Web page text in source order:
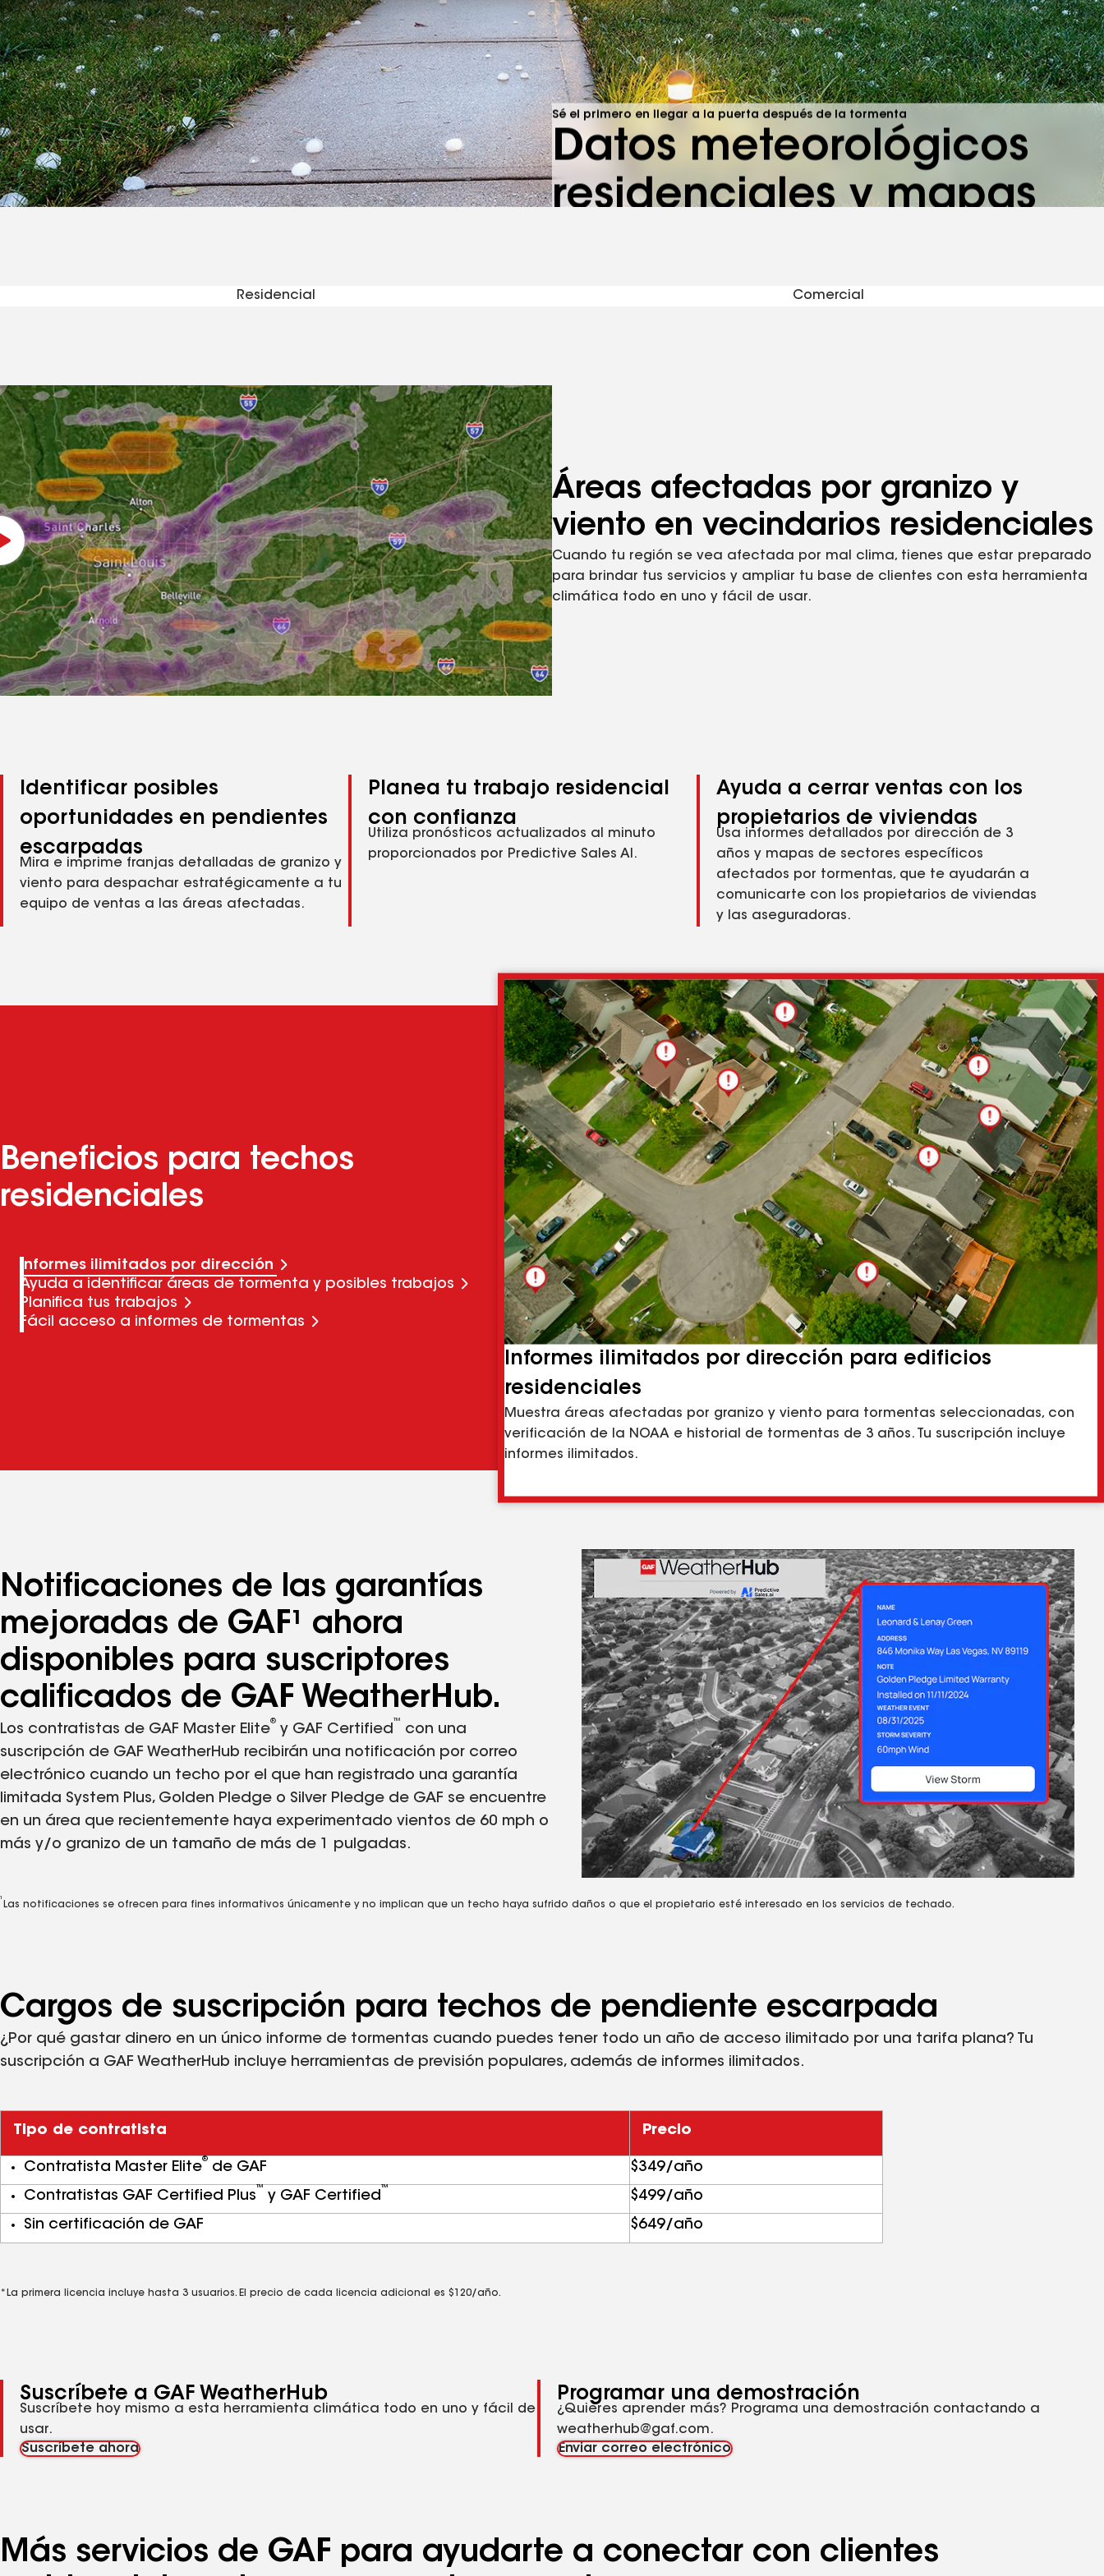
Sé el primero en llegar a la puerta después de la tormenta
Datos meteorológicos
residenciales y mapas
Residencial Comercial
Áreas afectadas por granizo y
viento en vecindarios residenciales
Cuando tu región se vea afectada por mal clima, tienes que estar preparado
para brindar tus servicios y ampliar tu base de clientes con esta herramienta
climática todo en uno y fácil de usar.
Identificar posibles
oportunidades en pendientes
escarpadas
Mira e imprime franjas detalladas de granizo y
viento para despachar estratégicamente a tu
equipo de ventas a las áreas afectadas.
Planea tu trabajo residencial
con confianza
Utiliza pronósticos actualizados al minuto
proporcionados por Predictive Sales AI.
Ayuda a cerrar ventas con los
propietarios de viviendas
Usa informes detallados por dirección de 3
años y mapas de sectores específicos
afectados por tormentas, que te ayudarán a
comunicarte con los propietarios de viviendas
y las aseguradoras.
Beneficios para techos
residenciales
Informes ilimitados por dirección
Ayuda a identificar áreas de tormenta y posibles trabajos
Planifica tus trabajos
Fácil acceso a informes de tormentas
Informes ilimitados por dirección para edificios
residenciales
Muestra áreas afectadas por granizo y viento para tormentas seleccionadas, con
verificación de la NOAA e historial de tormentas de 3 años. Tu suscripción incluye
informes ilimitados.
Notificaciones de las garantías
mejoradas de GAF¹ ahora
disponibles para suscriptores
calificados de GAF WeatherHub.
Los contratistas de GAF Master Elite
®
y GAF Certified
™
con una
suscripción de GAF WeatherHub recibirán una notificación por correo
electrónico cuando un techo por el que han registrado una garantía
limitada System Plus, Golden Pledge o Silver Pledge de GAF se encuentre
en un área que recientemente haya experimentado vientos de 60 mph o
más y/o granizo de un tamaño de más de 1 pulgadas.
1
Las notificaciones se ofrecen para fines informativos únicamente y no implican que un techo haya sufrido daños o que el propietario esté interesado en los servicios de techado.
Cargos de suscripción para techos de pendiente escarpada
¿Por qué gastar dinero en un único informe de tormentas cuando puedes tener todo un año de acceso ilimitado por una tarifa plana? Tu
suscripción a GAF WeatherHub incluye herramientas de previsión populares, además de informes ilimitados.
Tipo de contratista Precio
Contratista Master Elite
®
de GAF
$349/año
Contratistas GAF Certified Plus
™
y GAF Certified
™
$499/año
Sin certificación de GAF
$649/año
*La primera licencia incluye hasta 3 usuarios. El precio de cada licencia adicional es $120/año.
Suscríbete a GAF WeatherHub
Suscríbete hoy mismo a esta herramienta climática todo en uno y fácil de
usar.
Suscríbete ahora
Programar una demostración
¿Quieres aprender más? Programa una demostración contactando a
weatherhub@gaf.com.
Enviar correo electrónico
Más servicios de GAF para ayudarte a conectar con clientes